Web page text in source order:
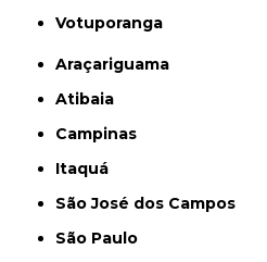
Votuporanga
Araçariguama
Atibaia
Campinas
Itaquá
São José dos Campos
São Paulo